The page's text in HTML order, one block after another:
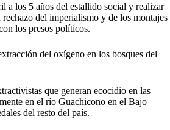
a los 5 años del estallido social y realizar
del imperialismo y de los montajes
los presos políticos.
del oxígeno en los bosques del
que generan ecocidio en las
en el río Guachicono en el Bajo
del resto del país.